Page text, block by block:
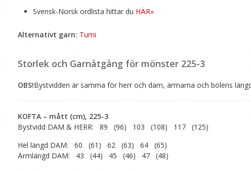
Svensk-Norsk ordlista hittar du HÄR»
Alternativt garn: Tumi
Storlek och Garnåtgång för mönster 225-3
OBS!Bystvidden är samma för herr och dam, ärmarna och bolens
KOFTA – mått (cm), 225-3
Bystvidd DAM & HERR: 89 (96) 103 (108) 117 (125)
Hel längd DAM: 60 (61) 62 (63) 64 (65)
Ärmlängd DAM: 43 (44) 45 (46) 47 (48)